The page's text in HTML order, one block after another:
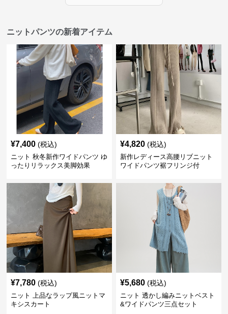
ニットパンツの新着アイテム
¥7,400 (税込)
ニット 秋冬新作ワイドパンツ ゆ
ったりリラックス美脚効果
¥4,820 (税込)
新作レディース高腰リブニット
ワイドパンツ裾フリンジ付
¥7,780 (税込)
ニット 上品なラップ風ニットマ
キシスカート
¥5,680 (税込)
ニット 透かし編みニットベスト
&ワイドパンツ三点セット